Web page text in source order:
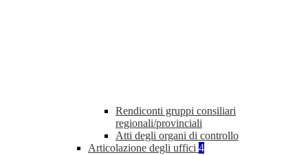
Rendiconti gruppi consiliari
regionali/provinciali
Atti degli organi di controllo
Articolazione degli uffici 4